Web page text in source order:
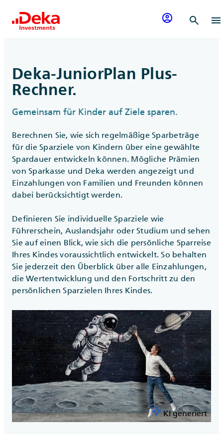
account_circle search menu
Deka-JuniorPlan Plus-
Rechner.
Gemeinsam für Kinder auf Ziele sparen.
Berechnen Sie, wie sich regelmäßige Sparbeträge
für die Sparziele von Kindern über eine gewählte
Spardauer entwickeln können. Mögliche Prämien
von Sparkasse und Deka werden angezeigt und
Einzahlungen von Familien und Freunden können
dabei berücksichtigt werden.
Definieren Sie individuelle Sparziele wie
Führerschein, Auslandsjahr oder Studium und sehen
Sie auf einen Blick, wie sich die persönliche Sparreise
Ihres Kindes voraussichtlich entwickelt. So behalten
Sie jederzeit den Überblick über alle Einzahlungen,
die Wertentwicklung und den Fortschritt zu den
persönlichen Sparzielen Ihres Kindes.
KI generiert